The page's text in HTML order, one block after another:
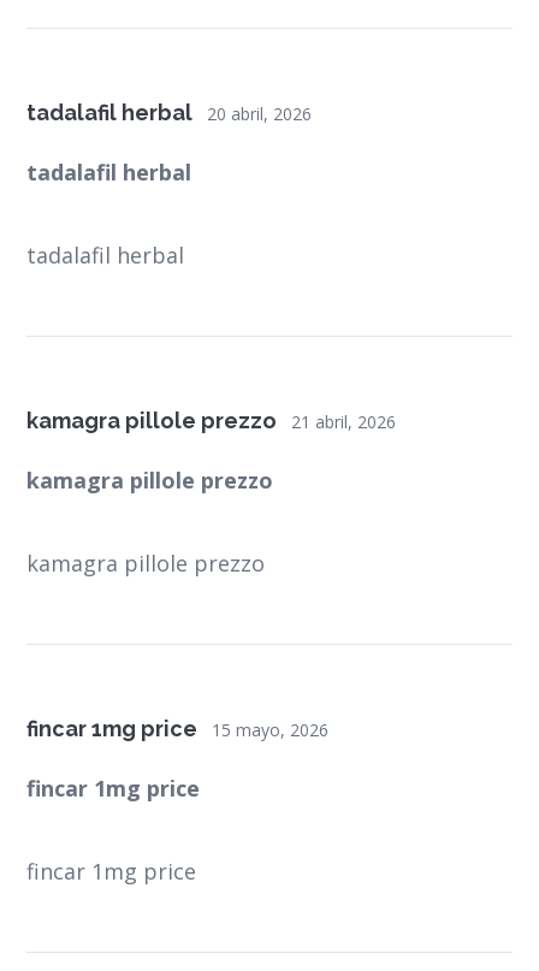
tadalafil herbal 20 abril, 2026
tadalafil herbal
tadalafil herbal
kamagra pillole prezzo 21 abril, 2026
kamagra pillole prezzo
kamagra pillole prezzo
fincar 1mg price 15 mayo, 2026
fincar 1mg price
fincar 1mg price